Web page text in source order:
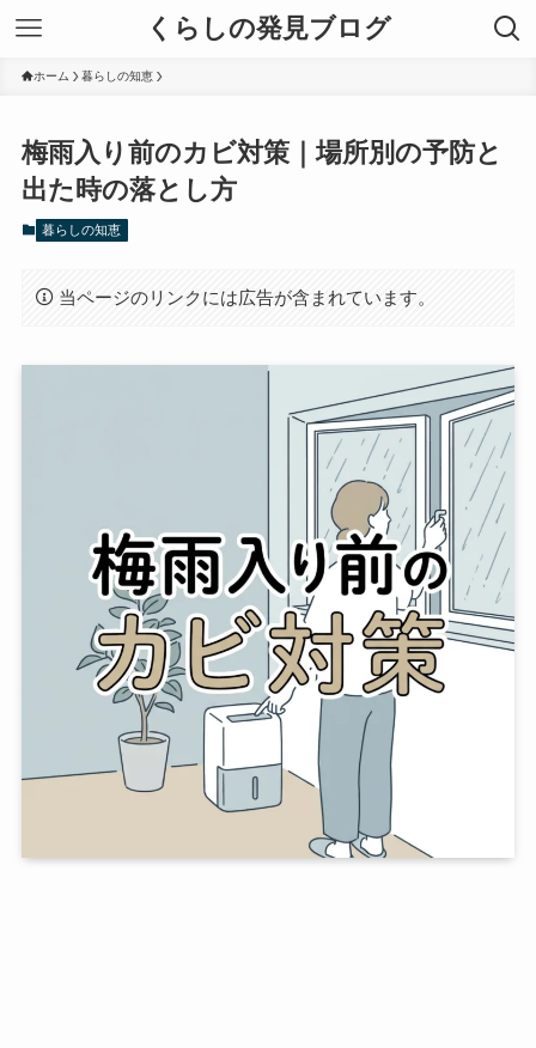
くらしの発見ブログ
ホーム 暮らしの知恵
梅雨入り前のカビ対策｜場所別の予防と
出た時の落とし方
暮らしの知恵
当ページのリンクには広告が含まれています。